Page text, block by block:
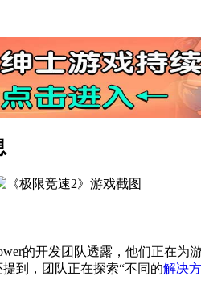
的开发团队透露，他们正在
提到，团队正在探索“不同的解决